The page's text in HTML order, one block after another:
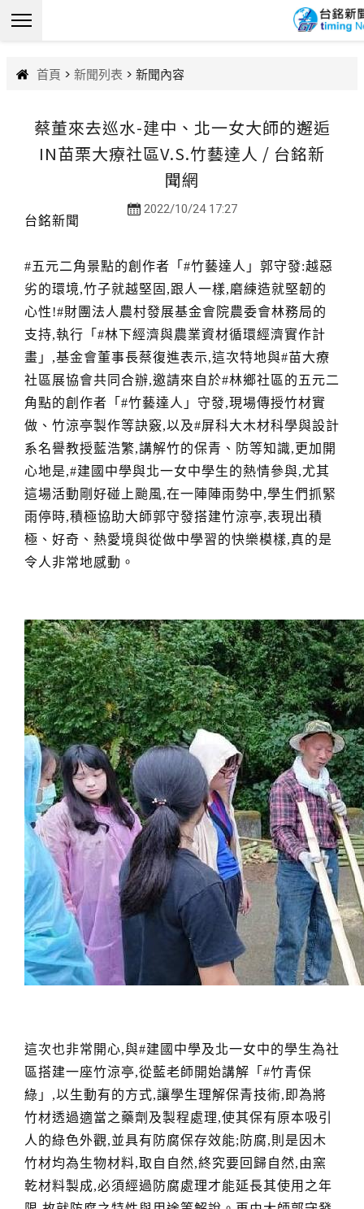
首頁 > 新聞列表 > 新聞內容
蔡董來去巡水-建中、北一女大師的邂逅
IN苗栗大療社區V.S.竹藝達人 / 台銘新
聞網
2022/10/24 17:27
台銘新聞
#五元二角景點的創作者「#竹藝達人」郭守發:越惡
劣的環境,竹子就越堅固,跟人一樣,磨練造就堅韌的
心性!#財團法人農村發展基金會院農委會林務局的
支持,執行「#林下經濟與農業資材循環經濟實作計
畫」,基金會董事長蔡復進表示,這次特地與#苗大療
社區展協會共同合辦,邀請來自於#林鄉社區的五元二
角點的創作者「#竹藝達人」守發,現場傳授竹材實
做、竹涼亭製作等訣竅,以及#屏科大木材科學與設計
系名譽教授藍浩繁,講解竹的保青、防等知識,更加開
心地是,#建國中學與北一女中學生的熱情參與,尤其
這場活動剛好碰上颱風,在一陣陣雨勢中,學生們抓緊
雨停時,積極協助大師郭守發搭建竹涼亭,表現出積
極、好奇、熱愛境與從做中學習的快樂模樣,真的是
令人非常地感動。
這次也非常開心,與#建國中學及北一女中的學生為社
區搭建一座竹涼亭,從藍老師開始講解「#竹青保
綠」,以生動有的方式,讓學生理解保青技術,即為將
竹材透過適當之藥劑及製程處理,使其保有原本吸引
人的綠色外觀,並具有防腐保存效能;防腐,則是因木
竹材均為生物材料,取自自然,終究要回歸自然,由窯
乾材料製成,必須經過防腐處理才能延長其使用之年